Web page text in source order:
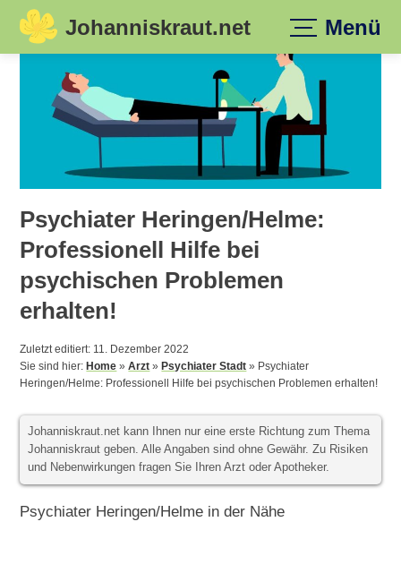
Skip
Johanniskraut.net Menü
Psychiater Heringen/Helme:
Professionell Hilfe bei
psychischen Problemen
erhalten!
Zuletzt editiert: 11. Dezember 2022
Sie sind hier:Home »Arzt »Psychiater Stadt » Psychiater
Heringen/Helme: Professionell Hilfe bei psychischen Problemen erhalten!
Johanniskraut.net kann Ihnen nur eine erste Richtung zum Thema
Johanniskraut geben. Alle Angaben sind ohne Gewähr. Zu Risiken
und Nebenwirkungen fragen Sie Ihren Arzt oder Apotheker.
Psychiater Heringen/Helme in der Nähe